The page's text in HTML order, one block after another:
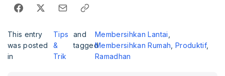
This entry
was posted
in
Tips
&
Trik
and
tagged
Membersihkan Lantai,
Membersihkan Rumah, Produktif,
Ramadhan